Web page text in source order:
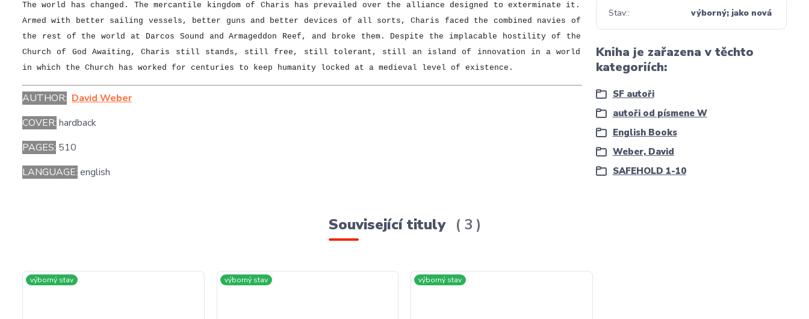
The world has changed. The mercantile kingdom of Charis has prevailed over the alliance designed to exterminate it.
Armed with better sailing vessels, better guns and better devices of all sorts, Charis faced the combined navies of
the rest of the world at Darcos Sound and Armageddon Reef, and broke them. Despite the implacable hostility of the
Church of God Awaiting, Charis still stands, still free, still tolerant, still an island of innovation in a world
in which the Church has worked for centuries to keep humanity locked at a medieval level of existence.
AUTHOR: David Weber
COVER: hardback
PAGES: 510
LANGUAGE: english
Stav: výborný; jako nová
Kniha je zařazena v těchto
kategoriích:
SF autoři
autoři od písmene W
English Books
Weber, David
SAFEHOLD 1-10
Související tituly 3
výborný stav výborný stav výborný stav